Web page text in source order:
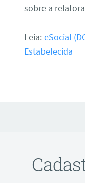
sobre a
Leia:eSocial
Estabelecida